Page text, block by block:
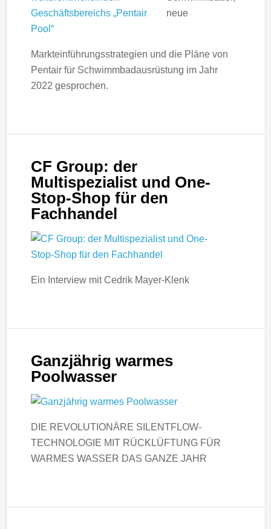
neue
Markteinführungsstrategien und die Pläne von
Pentair für Schwimmbadausrüstung im Jahr
2022 gesprochen.
CF Group: der
Multispezialist und One-
Stop-Shop für den
Fachhandel
Ein Interview mit Cedrik Mayer-Klenk
Ganzjährig warmes
Poolwasser
DIE REVOLUTIONÄRE SILENTFLOW-
TECHNOLOGIE MIT RÜCKLÜFTUNG FÜR
WARMES WASSER DAS GANZE JAHR